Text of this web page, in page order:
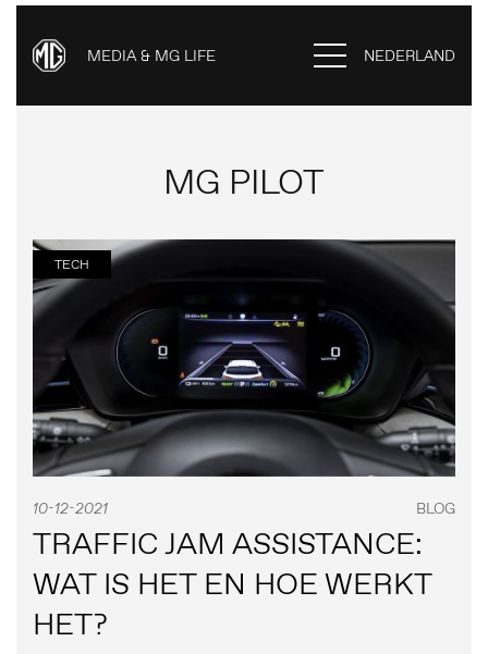
MEDIA & MG LIFE NEDERLAND
MG PILOT
TECH
10-12-2021 BLOG
TRAFFIC JAM ASSISTANCE:
WAT IS HET EN HOE WERKT
HET?